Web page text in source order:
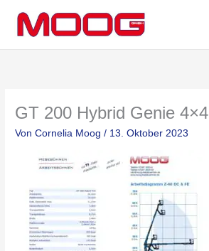
Inhalt
springen
GT 200 Hybrid Genie 4×4
VonCornelia Moog/ 13. Oktober 2023